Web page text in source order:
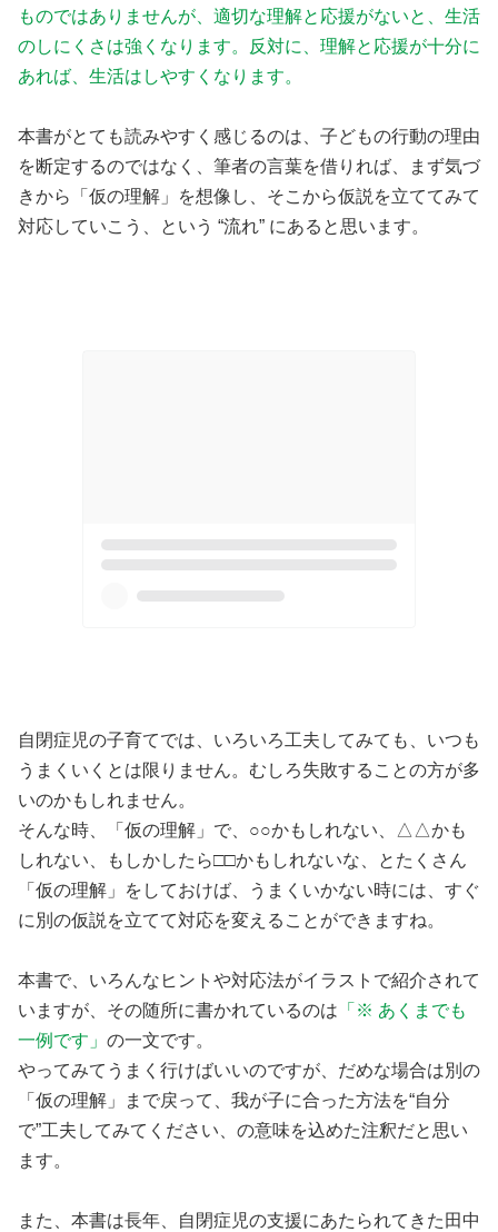
ものではありませんが、適切な理解と応援がないと、生活
のしにくさは強くなります。反対に、理解と応援が十分に
あれば、生活はしやすくなります。
本書がとても読みやすく感じるのは、子どもの行動の理由
を断定するのではなく、筆者の言葉を借りれば、まず気づ
きから「仮の理解」を想像し、そこから仮説を立ててみて
対応していこう、という “流れ” にあると思います。
自閉症児の子育てでは、いろいろ工夫してみても、いつも
うまくいくとは限りません。むしろ失敗することの方が多
いのかもしれません。
そんな時、「仮の理解」で、○○かもしれない、△△かも
しれない、もしかしたら□□かもしれないな、とたくさん
「仮の理解」をしておけば、うまくいかない時には、すぐ
に別の仮説を立てて対応を変えることができますね。
本書で、いろんなヒントや対応法がイラストで紹介されて
いますが、その随所に書かれているのは 「※ あくまでも
一例です」 の一文です。
やってみてうまく行けばいいのですが、だめな場合は別の
「仮の理解」まで戻って、我が子に合った方法を“自分
で”工夫してみてください、の意味を込めた注釈だと思い
ます。
また、本書は長年、自閉症児の支援にあたられてきた田中